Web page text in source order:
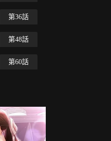
第36話
第48話
第60話